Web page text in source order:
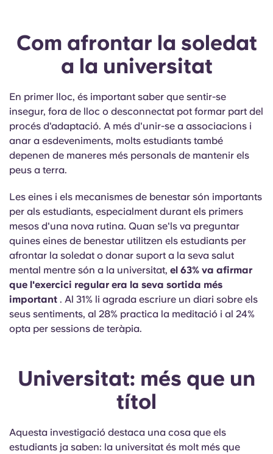
Com afrontar la soledat
a la universitat
En primer lloc, és important saber que sentir-se
insegur, fora de lloc o desconnectat pot formar part del
procés d'adaptació. A més d'unir-se a associacions i
anar a esdeveniments, molts estudiants també
depenen de maneres més personals de mantenir els
peus a terra.
Les eines i els mecanismes de benestar són importants
per als estudiants, especialment durant els primers
mesos d'una nova rutina. Quan se'ls va preguntar
quines eines de benestar utilitzen els estudiants per
afrontar la soledat o donar suport a la seva salut
mental mentre són a la universitat, el 63% va afirmar
que l'exercici regular era la seva sortida més
important . Al 31% li agrada escriure un diari sobre els
seus sentiments, al 28% practica la meditació i al 24%
opta per sessions de teràpia.
Universitat: més que un
títol
Aquesta investigació destaca una cosa que els
estudiants ja saben: la universitat és molt més que